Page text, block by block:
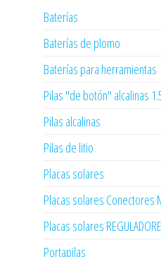
Baterías
Baterías de plomo
Baterías para herramientas
Pilas "de botón" alcalinas
Pilas alcalinas
Pilas de litio
Placas solares
Placas solares Conectores
Placas solares
Portapilas